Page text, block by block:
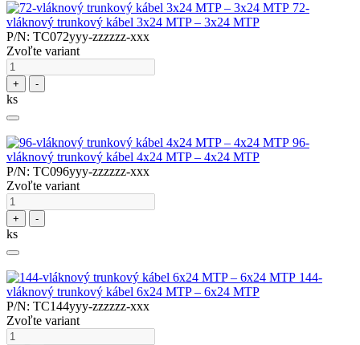
72-
vláknový trunkový kábel 3x24 MTP – 3x24 MTP
P/N: TC072yyy-zzzzzz-xxx
Zvoľte variant
+ -
ks
96-
vláknový trunkový kábel 4x24 MTP – 4x24 MTP
P/N: TC096yyy-zzzzzz-xxx
Zvoľte variant
+ -
ks
144-
vláknový trunkový kábel 6x24 MTP – 6x24 MTP
P/N: TC144yyy-zzzzzz-xxx
Zvoľte variant